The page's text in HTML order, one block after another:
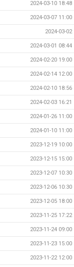
2024-03-10 18:48
2024-03-07 11:00
2024-03-02
2024-03-01 08:44
2024-02-20 19:00
2024-02-14 12:00
2024-02-10 18:56
2024-02-03 16:21
2024-01-26 11:00
2024-01-10 11:00
2023-12-19 10:00
2023-12-15 15:00
2023-12-07 10:30
2023-12-06 10:30
2023-12-05 18:00
2023-11-25 17:22
2023-11-24 09:00
2023-11-23 15:00
2023-11-22 12:00